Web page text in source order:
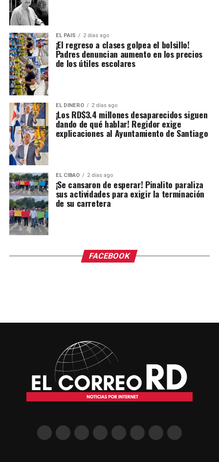
EL PAIS 2 días ago
¡El regreso a clases golpea el bolsillo!
Padres denuncian aumento en los precios
de los útiles escolares
EL DINERO 2 días ago
¡Los RD$3.4 millones desaparecidos siguen
dando de qué hablar! Regidor exige
explicaciones al Ayuntamiento de Santiago
EL CIBAO 2 días ago
¡Se cansaron de esperar! Pinalito paraliza
sus actividades para exigir la terminación
de su carretera
FACEBOOK